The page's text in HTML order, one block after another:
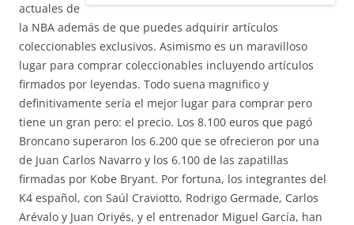
actuales de
la NBA además de que puedes adquirir artículos
coleccionables exclusivos. Asimismo es un maravilloso
lugar para comprar coleccionables incluyendo artículos
firmados por leyendas. Todo suena magnifico y
definitivamente sería el mejor lugar para comprar pero
tiene un gran pero: el precio. Los 8.100 euros que pagó
Broncano superaron los 6.200 que se ofrecieron por una
de Juan Carlos Navarro y los 6.100 de las zapatillas
firmadas por Kobe Bryant. Por fortuna, los integrantes del
K4 español, con Saúl Craviotto, Rodrigo Germade, Carlos
Arévalo y Juan Oriyés, y el entrenador Miguel García, han